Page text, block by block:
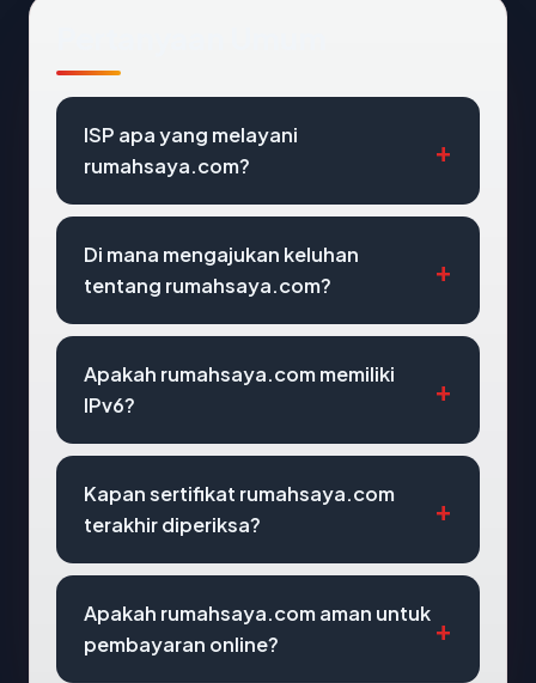
ISP apa yang melayani
rumahsaya.com?
Di mana mengajukan keluhan
tentang rumahsaya.com?
Apakah rumahsaya.com memiliki
IPv6?
Kapan sertifikat rumahsaya.com
terakhir diperiksa?
Apakah rumahsaya.com aman untuk
pembayaran online?